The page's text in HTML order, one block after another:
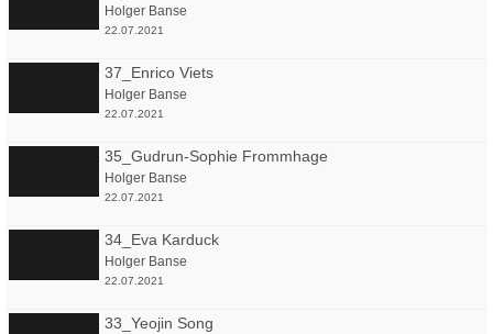
Holger Banse
22.07.2021
37_Enrico Viets
Holger Banse
22.07.2021
35_Gudrun-Sophie Frommhage
Holger Banse
22.07.2021
34_Eva Karduck
Holger Banse
22.07.2021
33_Yeojin Song